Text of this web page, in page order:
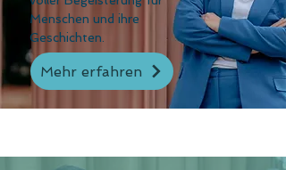
Menschen und ihre
Geschichten.
Mehr erfahren